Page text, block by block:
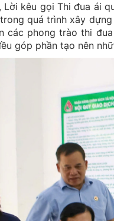
kêu gọi Thi đua ái
quá trình xây
các phong trào thi
góp phần tạo nên